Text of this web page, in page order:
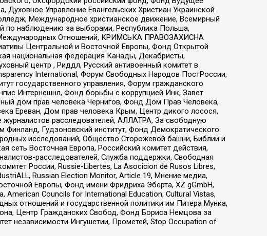
Управление Евангельских Христиан Украинской
Международное христианское движение, Всемирный
по наблюдению за выборами, Республика Польша,
Отношений, КРИМСЬКА ПРАВОЗАХИСНА
Центральной и Восточной Европы, Фонд Открытой
национальная федерация Канады, Декабристы,
центр , Риддл, Русский антивоенный комитет в
International, Форум Свободных Народов ПостРоссии,
государственного управления, Форум гражданского
Интернешнл, Фонд борьбы с коррупцией Инк, Завет
дом прав человека Чернигов, Фонд Дом Прав Человека,
Ереван, Дом прав человека Крым, Центр дикого лосося,
расследователей, АЛЛАТРА, За свободную
Гудзоновский институт, Фонд Демократического
исследований, Общество Сторожевой башни, Библии и
сеть Восточная Европа, Российский комитет действия,
расследователей, Служба поддержки, Свободная
России, Russie-Libertes, La Asocicion de Rusos Libres,
Russian Election Monitor, Article 19, Мнение медиа,
Европы, Фонд имени Фридриха Эберта, XZ gGmbH,
Councils for International Education, Cultural Vistas,
отношений и государственной политики им Питера Мунка,
Центр Гражданских Свобод, Фонд Бориса Немцова за
независимости Ингушетии, Прометей, Stop Occupation of